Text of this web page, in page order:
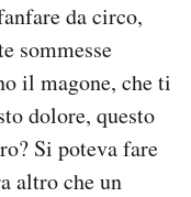
da circo,
sommesse
il magone, che ti
dolore, questo
Si poteva fare
altro che un